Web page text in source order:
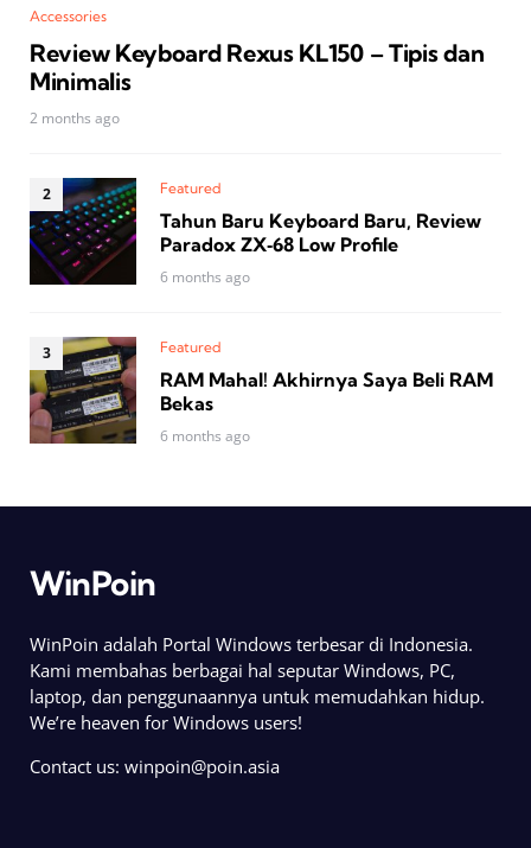
Accessories
Review Keyboard Rexus KL150 – Tipis dan
Minimalis
2 months ago
Featured
Tahun Baru Keyboard Baru, Review
Paradox ZX‑68 Low Profile
6 months ago
Featured
RAM Mahal! Akhirnya Saya Beli RAM
Bekas
6 months ago
WinPoin
WinPoin adalah Portal Windows terbesar di Indonesia.
Kami membahas berbagai hal seputar Windows, PC,
laptop, dan penggunaannya untuk memudahkan hidup.
We’re heaven for Windows users!
Contact us: winpoin@poin.asia